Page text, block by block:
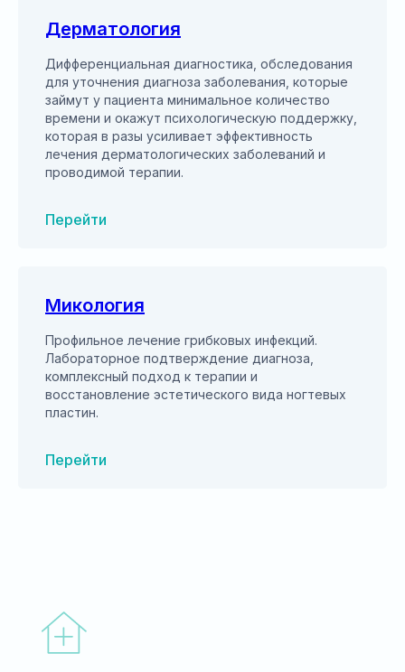
Дерматология
Дифференциальная диагностика, обследования
для уточнения диагноза заболевания, которые
займут у пациента минимальное количество
времени и окажут психологическую поддержку,
которая в разы усиливает эффективность
лечения дерматологических заболеваний и
проводимой терапии.
Перейти
Микология
Профильное лечение грибковых инфекций.
Лабораторное подтверждение диагноза,
комплексный подход к терапии и
восстановление эстетического вида ногтевых
пластин.
Перейти